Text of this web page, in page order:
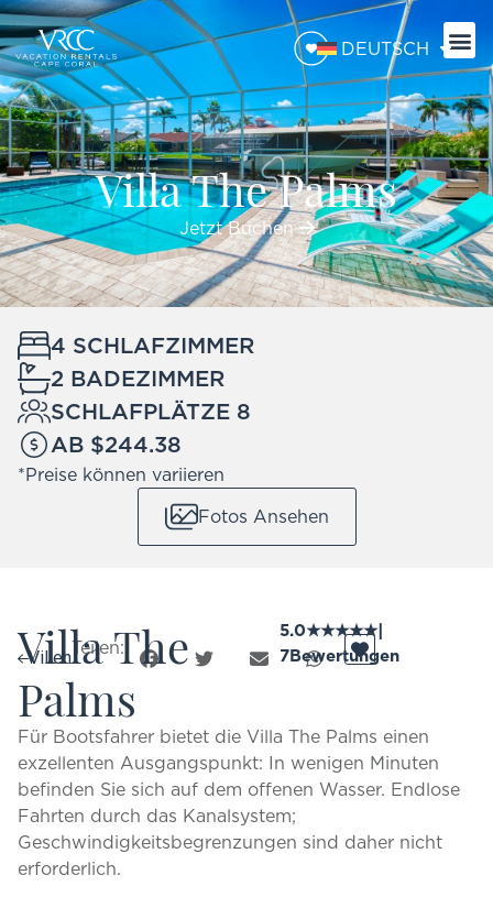
DEUTSCH
Villa The Palms
Jetzt Buchen
4 SCHLAFZIMMER
2 BADEZIMMER
SCHLAFPLÄTZE 8
AB $244.38
*Preise können variieren
Fotos Ansehen
VillenTeilen:
Villa The
Palms
5.0★★★★★|
7Bewertungen
Für Bootsfahrer bietet die Villa The Palms einen
exzellenten Ausgangspunkt: In wenigen Minuten
befinden Sie sich auf dem offenen Wasser. Endlose
Fahrten durch das Kanalsystem;
Geschwindigkeitsbegrenzungen sind daher nicht
erforderlich.